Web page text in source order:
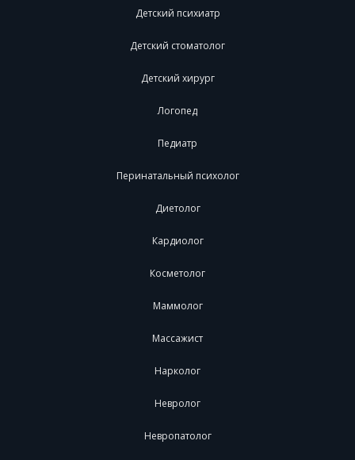
Детский психиатр
Детский стоматолог
Детский хирург
Логопед
Педиатр
Перинатальный психолог
Диетолог
Кардиолог
Косметолог
Маммолог
Массажист
Нарколог
Невролог
Невропатолог